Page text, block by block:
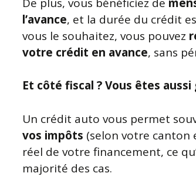
l’avance, et la durée du crédit
vous le souhaitez, vous pouvez
votre crédit en avance, sans
Et côté fiscal ? Vous êtes
Un crédit auto vous permet
vos impôts (selon votre canton
réel de votre financement, ce
majorité des cas.